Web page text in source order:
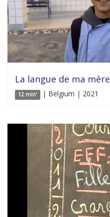
La langue de ma mère
12 min' | Belgium | 2021